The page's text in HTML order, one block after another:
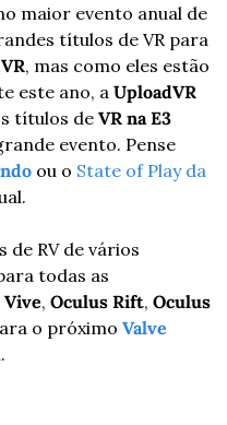
maior evento anual de
títulos de VR para
, mas como eles estão
este ano, a UploadVR
títulos de VR na E3
evento. Pense
ou o State of Play da
de RV de vários
todas as
Vive, Oculus Rift, Oculus
o próximo Valve